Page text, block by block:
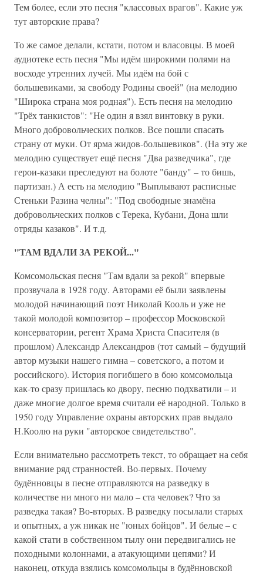
Тем более, если это песня "классовых врагов". Какие уж
тут авторские права?
То же самое делали, кстати, потом и власовцы. В моей
аудиотеке есть песня "Мы идём широкими полями на
восходе утренних лучей. Мы идём на бой с
большевиками, за свободу Родины своей" (на мелодию
"Широка страна моя родная"). Есть песня на мелодию
"Трёх танкистов": "Не один я взял винтовку в руки.
Много добровольческих полков. Все пошли спасать
страну от муки. От ярма жидов-большевиков". (На эту же
мелодию существует ещё песня "Два разведчика", где
герои-казаки преследуют на болоте "банду" – то бишь,
партизан.) А есть на мелодию "Выплывают расписные
Стеньки Разина челны": "Под свободные знамёна
добровольческих полков с Терека, Кубани, Дона шли
отряды казаков". И т.д.
"ТАМ ВДАЛИ ЗА РЕКОЙ..."
Комсомольская песня "Там вдали за рекой" впервые
прозвучала в 1928 году. Авторами её были заявлены
молодой начинающий поэт Николай Кооль и уже не
такой молодой композитор – профессор Московской
консерватории, регент Храма Христа Спасителя (в
прошлом) Александр Александров (тот самый – будущий
автор музыки нашего гимна – советского, а потом и
российского). История погибшего в бою комсомольца
как-то сразу пришлась ко двору, песню подхватили – и
даже многие долгое время считали её народной. Только в
1950 году Управление охраны авторских прав выдало
Н.Коолю на руки "авторское свидетельство".
Если внимательно рассмотреть текст, то обращает на себя
внимание ряд странностей. Во-первых. Почему
будённовцы в песне отправляются на разведку в
количестве ни много ни мало – ста человек? Что за
разведка такая? Во-вторых. В разведку посылали старых
и опытных, а уж никак не "юных бойцов". И белые – с
какой стати в собственном тылу они передвигались не
походными колоннами, а атакующими цепями? И
наконец, откуда взялись комсомольцы в будённовской